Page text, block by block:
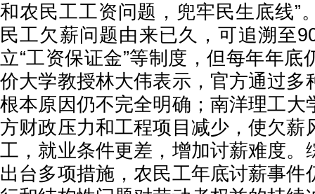
和农民工工资问题，兜牢民生底线”
民工欠薪问题由来已久，可追溯至
立“工资保证金”等制度，但每年年底
价大学教授林大伟表示，官方通过多
根本原因仍不完全明确；南洋理工大
方财政压力和工程项目减少，使欠薪
工，就业条件更差，增加讨薪难度。
出台多项措施，农民工年底讨薪事件